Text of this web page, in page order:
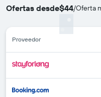
Ofertas desde$44/Oferta
Proveedor